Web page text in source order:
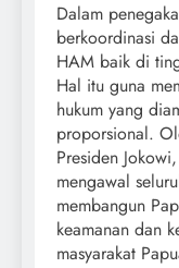
Dalam
berkoordinasi
HAM baik di
Hal itu guna
hukum yang
proporsional.
Presiden
mengawal
membangun
keamanan dan
masyarakat